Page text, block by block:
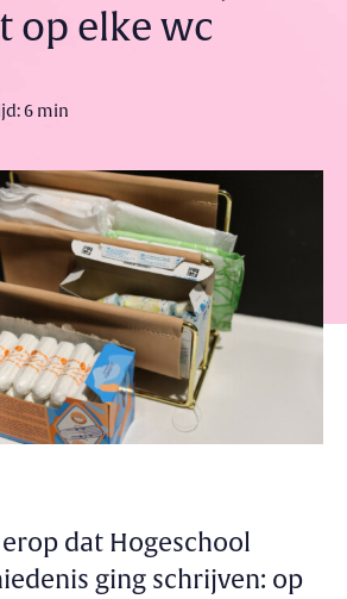
op elke wc
6 min
dat Hogeschool
ging schrijven: op